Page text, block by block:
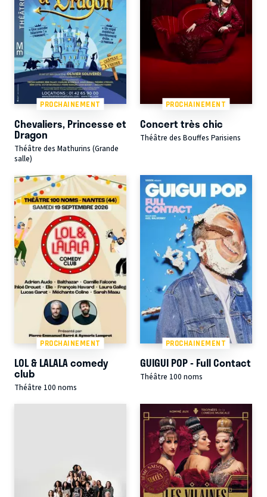
PROCHAINEMENT
Chevaliers, Princesse et
Dragon
Théâtre des Mathurins (Grande
salle)
PROCHAINEMENT
Concert très chic
Théâtre des Bouffes Parisiens
PROCHAINEMENT
LOL & LALALA comedy
club
Théâtre 100 noms
PROCHAINEMENT
GUIGUI POP - Full Contact
Théâtre 100 noms